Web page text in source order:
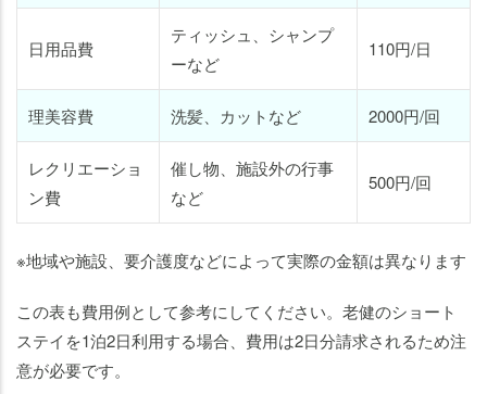
日用品費
ティッシュ、シャンプ
ーなど
110円/日
理美容費 洗髪、カットなど 2000円/回
レクリエーショ
ン費
催し物、施設外の行事
など
500円/回
※地域や施設、要介護度などによって実際の金額は異なります
この表も費用例として参考にしてください。老健のショート
ステイを1泊2日利用する場合、費用は2日分請求されるため注
意が必要です。